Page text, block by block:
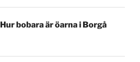
Hur bobara är öarna i Borgå